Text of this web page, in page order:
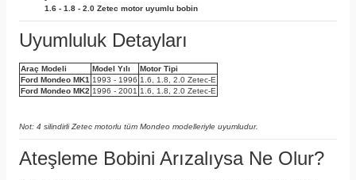
1.6 - 1.8 - 2.0 Zetec motor uyumlu bobin
Uyumluluk Detayları
Araç Modeli Model Yılı
Motor Tipi
Ford Mondeo MK1 1993 - 1996 1.6, 1.8, 2.0 Zetec-E
Ford Mondeo MK2 1996 - 2001 1.6, 1.8, 2.0 Zetec-E
Not: 4 silindirli Zetec motorlu tüm Mondeo modelleriyle uyumludur.
Ateşleme Bobini Arızalıysa Ne Olur?